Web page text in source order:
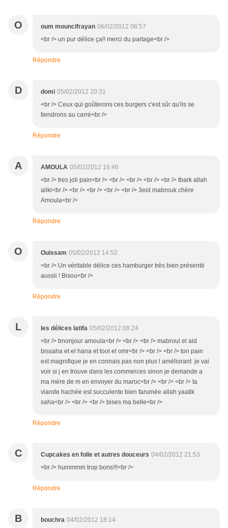
O oum mouncifrayan 06/02/2012 08:57
<br /> un pur délice ça!! merci du partage<br />
Répondre
D domi 05/02/2012 20:31
<br /> Ceux qui goûterons ces burgers c'est sûr qu'ils se
tiendrons au carré<br />
Répondre
A AMOULA 05/02/2012 16:46
<br /> tres joli pain<br /> <br /> <br /> <br /> <br /> tbark allah
aliki<br /> <br /> <br /> <br /> <br /> 3eid mabrouk chère
Amoula<br />
Répondre
O Ouissam 05/02/2012 14:52
<br /> Un véritable délice ces hamburger très bien présenté
aussii ! Bisou<br />
Répondre
L les délices latifa 05/02/2012 08:24
<br /> bnonjour amoula<br /> <br /> <br /> mabroul el aid
bissaha et el hana et tool el omr<br /> <br /> <br /> ton pain
est magnifique je en connais pas non plus l améliorant je vai
voir si j en trouve dans les commerces sinon je demande a
ma mère de m en envoyer du maroc<br /> <br /> <br /> ta
viande hachée est succulente bien farumée allah yaatik
saha<br /> <br /> <br /> bises ma belle<br />
Répondre
C Cupcakes en folie et autres douceurs 04/02/2012 21:53
<br /> hummmm trop bons!!!<br />
Répondre
B bouchra 04/02/2012 18:14